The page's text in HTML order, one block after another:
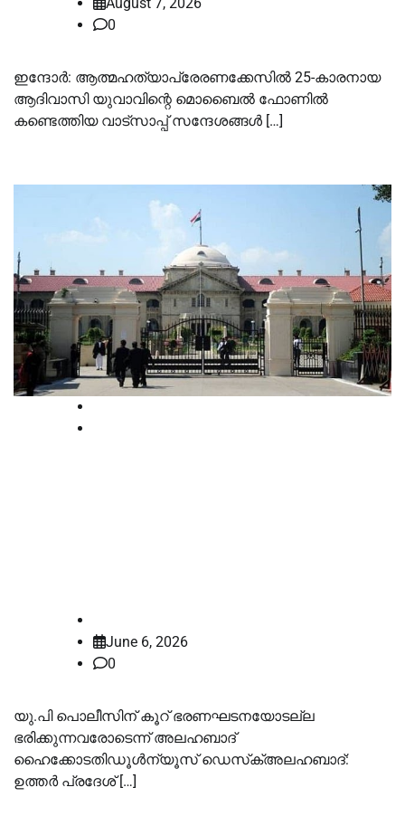
0
ഇന്ദോർ: ആത്മഹത്യാപ്രേരണക്കേസിൽ 25-കാരനായ
ആദിവാസി യുവാവിന്റെ മൊബൈൽ ഫോണിൽ
കണ്ടെത്തിയ വാട്സാപ്പ് സന്ദേശങ്ങൾ […]
June 6, 2026
0
യു.പി പൊലീസിന് കൂറ് ഭരണഘടനയോടല്ല
ഭരിക്കുന്നവരോടെന്ന് അലഹബാദ്
ഹൈക്കോടതിഡൂള്‍ന്യൂസ് ഡെസ്‌ക്അലഹബാദ്:
ഉത്തര്‍ പ്രദേശ് […]